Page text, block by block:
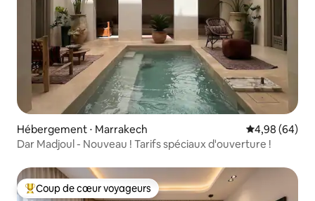
Hébergement ⋅ Marrakech Évaluation
4,98 (64)
Dar Madjoul - Nouveau ! Tarifs spéciaux d'ouverture !
Coups de cœur voyageurs les plus appréciés
Coup de cœur voyageurs